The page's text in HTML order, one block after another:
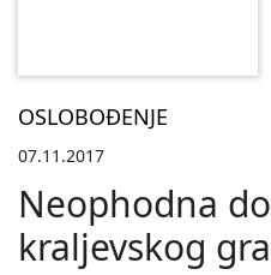
OSLOBOĐENJE
07.11.2017
Neophodna
kraljevskog